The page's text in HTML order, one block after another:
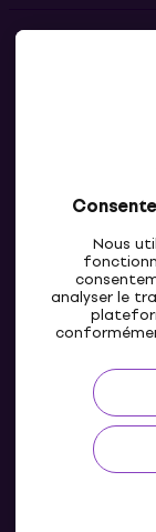
Nous
analyser le